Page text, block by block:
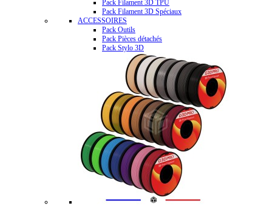
Pack Filament 3D TPU
Pack Filament 3D Spéciaux
ACCESSOIRES
Pack Outils
Pack Pièces détachés
Pack Stylo 3D